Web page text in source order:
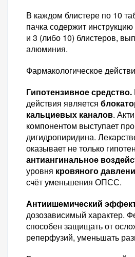
В каждом блистере по 10
пачка содержит
и 3 (либо 10) блистеров,
алюминия.
Фармакологическое
Гипотензивное средство.
действия является
кальциевых каналов.
компонентом выступает
дигидропиридина.
оказывает не только
антиангинальное
уровня кровяного
счёт уменьшения ОПСС.
Антиишемический
дозозависимый характер.
способен защищать от
реперфузий, уменьшать